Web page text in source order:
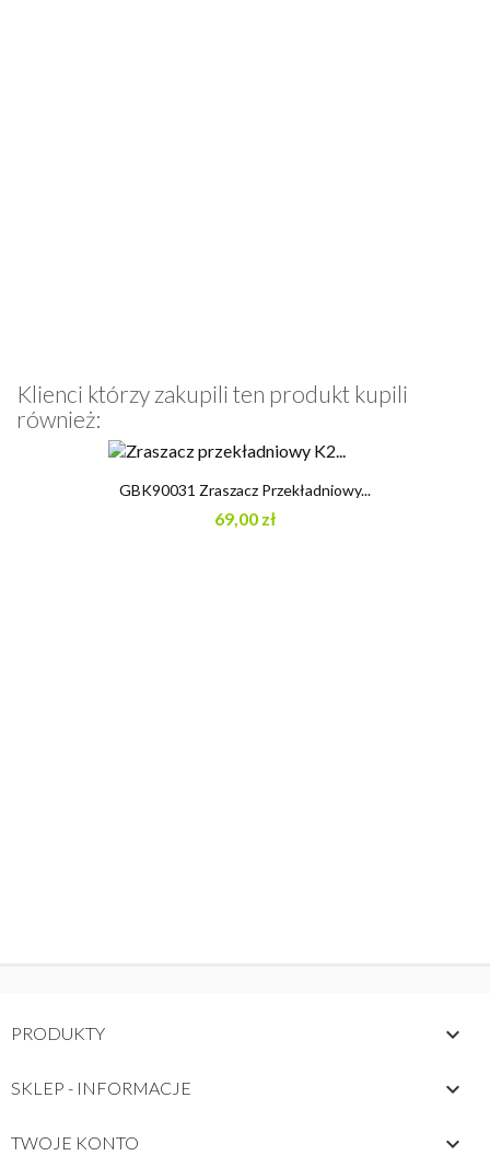
Klienci którzy zakupili ten produkt kupili
również:
GBK90031 Zraszacz Przekładniowy...
69,00 zł
PRODUKTY 
SKLEP - INFORMACJE 
TWOJE KONTO 